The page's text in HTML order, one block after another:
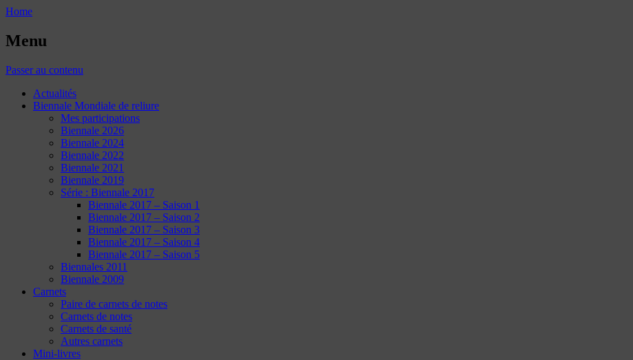
Home
Menu
Passer au contenu
Actualités
Biennale Mondiale de reliure
Mes participations
Biennale 2026
Biennale 2024
Biennale 2022
Biennale 2021
Biennale 2019
Série : Biennale 2017
Biennale 2017 – Saison 1
Biennale 2017 – Saison 2
Biennale 2017 – Saison 3
Biennale 2017 – Saison 4
Biennale 2017 – Saison 5
Biennales 2011
Biennale 2009
Carnets
Paire de carnets de notes
Carnets de notes
Carnets de santé
Autres carnets
Mini-livres